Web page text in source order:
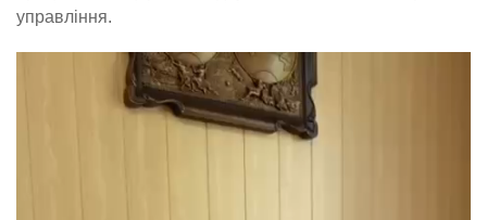
управління.